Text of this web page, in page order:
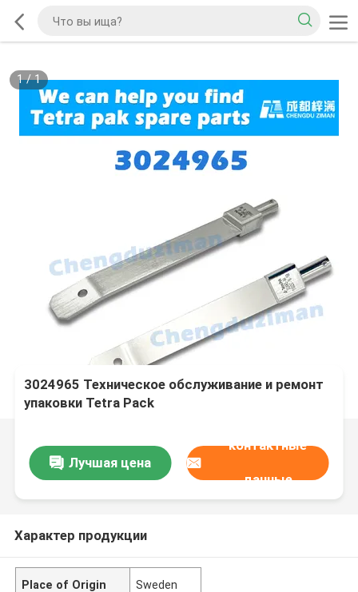
1/1
3024965 Техническое обслуживание и ремонт
упаковки Tetra Pack
Лучшая цена
контактные
данные
Характер продукции
Place of Origin Sweden